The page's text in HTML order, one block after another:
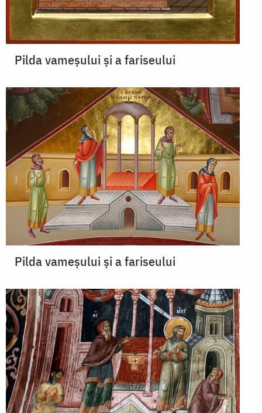
Pilda vameșului și a fariseului
Pilda vameșului și a fariseului